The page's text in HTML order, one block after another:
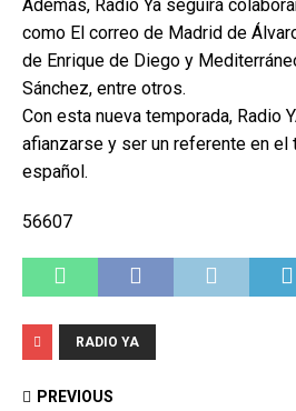
Además, Radio Ya seguirá
como El correo de Madrid de
de Enrique de Diego y
Sánchez, entre otros.
Con esta nueva temporada, Radio
afianzarse y ser un referente en
español.
56607
RADIO YA
PREVIOUS